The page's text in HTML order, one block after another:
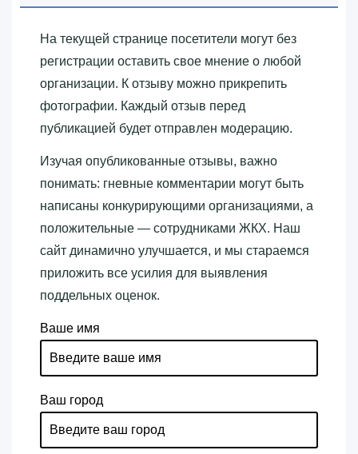
На текущей странице посетители могут без
регистрации оставить свое мнение о любой
организации. К отзыву можно прикрепить
фотографии. Каждый отзыв перед
публикацией будет отправлен модерацию.
Изучая опубликованные отзывы, важно
понимать: гневные комментарии могут быть
написаны конкурирующими организациями, а
положительные — сотрудниками ЖКХ. Наш
сайт динамично улучшается, и мы стараемся
приложить все усилия для выявления
поддельных оценок.
Ваше имя
Ваш город